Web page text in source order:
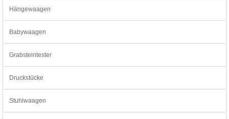
Hängewaagen
Babywaagen
Grabsteintester
Druckstücke
Stuhlwaagen